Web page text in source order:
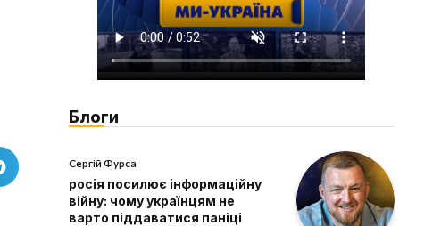
Блоги
Сергій Фурса
росія посилює інформаційну
війну: чому українцям не
варто піддаватися паніці